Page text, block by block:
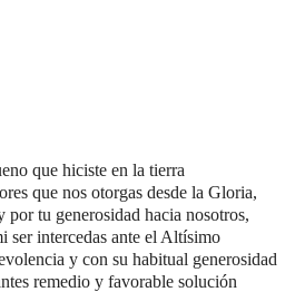
que hiciste en la tierra
que nos otorgas desde la Gloria,
por tu generosidad hacia nosotros,
ser intercedas ante el Altísimo
y con su habitual generosidad
remedio y favorable solución